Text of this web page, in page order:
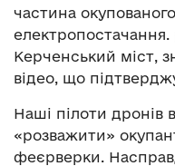
частина
електропостачання.
Керченський міст,
відео, що
Наші пілоти дронів
«розважити»
феєрверки.